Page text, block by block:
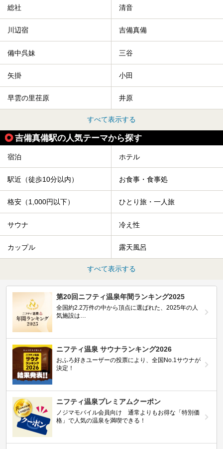
総社 清音
川辺宿 吉備真備
備中呉妹 三谷
矢掛 小田
早雲の里荏原 井原
すべて表示する
吉備真備駅の人気テーマから探す
宿泊 ホテル
駅近（徒歩10分以内） お食事・食事処
格安（1,000円以下） ひとり旅・一人旅
サウナ 冷え性
カップル 露天風呂
すべて表示する
第20回ニフティ温泉年間ランキング2025
全国約2.2万件の中から頂点に選ばれた、2025年の人
気施設は…
ニフティ温泉 サウナランキング2026
おふろ好きユーザーの投票により、全国No.1サウナが
決定！
ニフティ温泉プレミアムクーポン
ノジマモバイル会員向け 通常よりもお得な「特別価
格」で人気の温泉を満喫できる！